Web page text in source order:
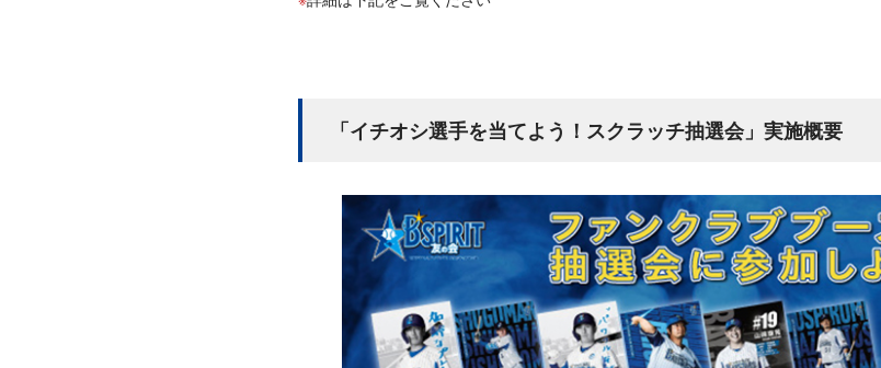
「イチオシ選手を当てよう！スクラッチ抽選会」実施概要